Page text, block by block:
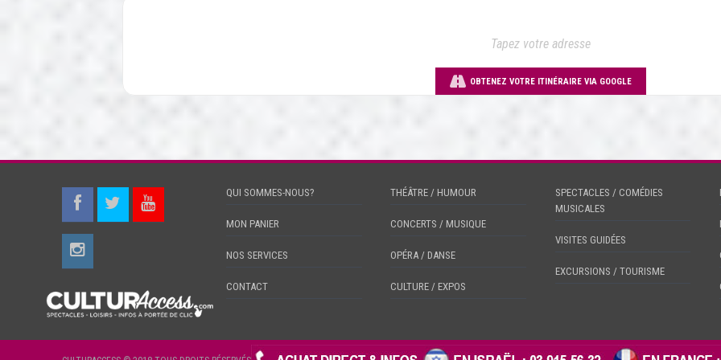
OBTENEZ VOTRE ITINÉRAIRE VIA GOOGLE
QUI SOMMES-NOUS?
MON PANIER
NOS SERVICES
CONTACT
THÉÂTRE / HUMOUR
CONCERTS / MUSIQUE
OPÉRA / DANSE
CULTURE / EXPOS
SPECTACLES / COMÉDIES
MUSICALES
VISITES GUIDÉES
EXCURSIONS / TOURISME